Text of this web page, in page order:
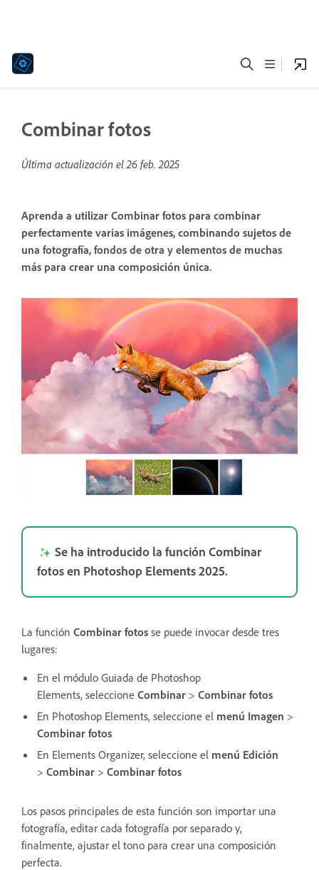
Combinar fotos
Última actualización el26 feb. 2025
Aprenda a utilizar Combinar fotos para combinar
perfectamente varias imágenes, combinando sujetos de
una fotografía, fondos de otra y elementos de muchas
más para crear una composición única.
Se ha introducido la función Combinar
fotos en Photoshop Elements 2025.
La función Combinar fotos se puede invocar desde tres
lugares:
En el módulo Guiada de Photoshop
Elements, seleccione Combinar > Combinar fotos
En Photoshop Elements, seleccione el menú Imagen >
Combinar fotos
En Elements Organizer, seleccione el menú Edición
> Combinar > Combinar fotos
Los pasos principales de esta función son importar una
fotografía, editar cada fotografía por separado y,
finalmente, ajustar el tono para crear una composición
perfecta.